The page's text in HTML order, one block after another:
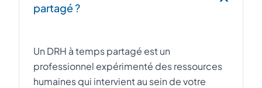
partagé ?
Un DRH à temps partagé est un
professionnel expérimenté des ressources
humaines qui intervient au sein de votre